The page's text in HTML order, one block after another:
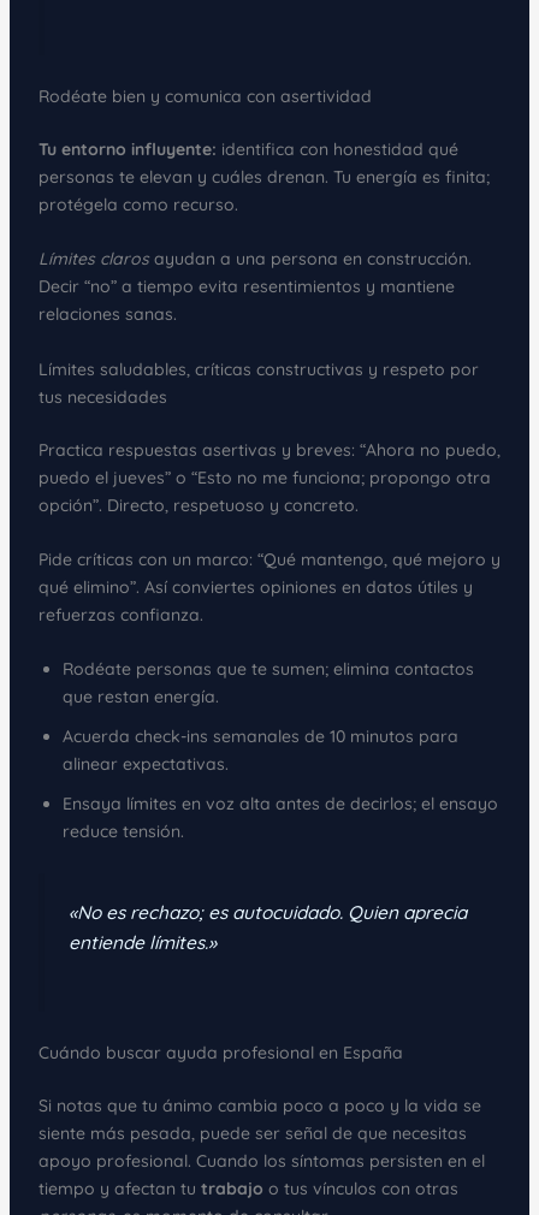
Rodéate bien y comunica con asertividad
Tu entorno influyente: identifica con honestidad qué
personas te elevan y cuáles drenan. Tu energía es finita;
protégela como recurso.
Límites clarosayudan a una persona en construcción.
Decir “no” a tiempo evita resentimientos y mantiene
relaciones sanas.
Límites saludables, críticas constructivas y respeto por
tus necesidades
Practica respuestas asertivas y breves: “Ahora no puedo,
puedo el jueves” o “Esto no me funciona; propongo otra
opción”. Directo, respetuoso y concreto.
Pide críticas con un marco: “Qué mantengo, qué mejoro y
qué elimino”. Así conviertes opiniones en datos útiles y
refuerzas confianza.
Rodéate personas que te sumen; elimina contactos
que restan energía.
Acuerda check-ins semanales de 10 minutos para
alinear expectativas.
Ensaya límites en voz alta antes de decirlos; el ensayo
reduce tensión.
«No es rechazo; es autocuidado. Quien aprecia
entiende límites.»
Cuándo buscar ayuda profesional en España
Si notas que tu ánimo cambia poco a poco y la vida se
siente más pesada, puede ser señal de que necesitas
apoyo profesional. Cuando los síntomas persisten en el
tiempo y afectan tu trabajo o tus vínculos con otras